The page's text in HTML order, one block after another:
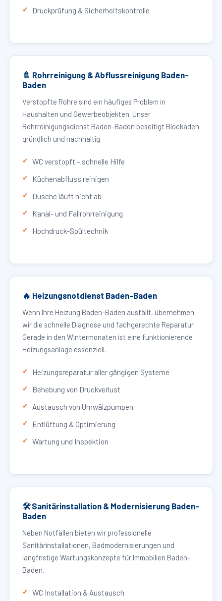
Druckprüfung & Sicherheitskontrolle
🚿 Rohrreinigung & Abflussreinigung Baden-
Baden
Verstopfte Rohre sind ein häufiges Problem in
Haushalten und Gewerbeobjekten. Unser
Rohrreinigungsdienst Baden-Baden beseitigt Blockaden
gründlich und nachhaltig.
WC verstopft – schnelle Hilfe
Küchenabfluss reinigen
Dusche läuft nicht ab
Kanal- und Fallrohrreinigung
Hochdruck-Spültechnik
🔥 Heizungsnotdienst Baden-Baden
Wenn Ihre Heizung Baden-Baden ausfällt, übernehmen
wir die schnelle Diagnose und fachgerechte Reparatur.
Gerade in den Wintermonaten ist eine funktionierende
Heizungsanlage essenziell.
Heizungsreparatur aller gängigen Systeme
Behebung von Druckverlust
Austausch von Umwälzpumpen
Entlüftung & Optimierung
Wartung und Inspektion
🛠 Sanitärinstallation & Modernisierung Baden-
Baden
Neben Notfällen bieten wir professionelle
Sanitärinstallationen, Badmodernisierungen und
langfristige Wartungskonzepte für Immobilien Baden-
Baden.
WC Installation & Austausch